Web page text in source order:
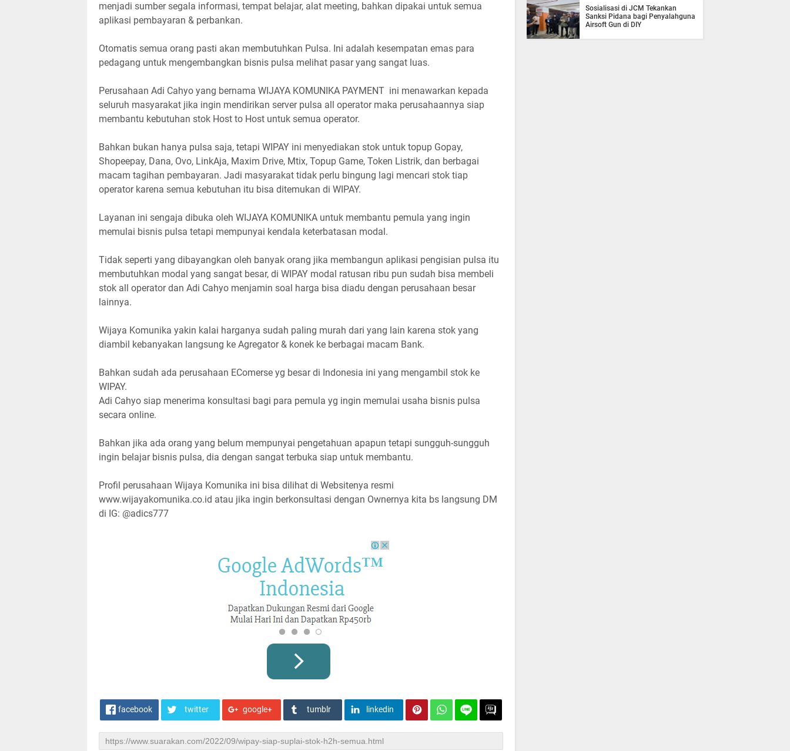
menjadi sumber segala informasi, tempat belajar, alat meeting, bahkan dipakai untuk semua
aplikasi pembayaran & perbankan.
Otomatis semua orang pasti akan membutuhkan Pulsa. Ini adalah kesempatan emas para
pedagang untuk mengembangkan bisnis pulsa melihat pasar yang sangat luas.
Perusahaan Adi Cahyo yang bernama WIJAYA KOMUNIKA PAYMENT ini menawarkan kepada
seluruh masyarakat jika ingin mendirikan server pulsa all operator maka perusahaannya siap
membantu kebutuhan stok Host to Host untuk semua operator.
Bahkan bukan hanya pulsa saja, tetapi WIPAY ini menyediakan stok untuk topup Gopay,
Shopeepay, Dana, Ovo, LinkAja, Maxim Drive, Mtix, Topup Game, Token Listrik, dan berbagai
macam tagihan pembayaran. Jadi masyarakat tidak perlu bingung lagi mencari stok tiap
operator karena semua kebutuhan itu bisa ditemukan di WIPAY.
Layanan ini sengaja dibuka oleh WIJAYA KOMUNIKA untuk membantu pemula yang ingin
memulai bisnis pulsa tetapi mempunyai kendala keterbatasan modal.
Tidak seperti yang dibayangkan oleh banyak orang jika membangun aplikasi pengisian pulsa itu
membutuhkan modal yang sangat besar, di WIPAY modal ratusan ribu pun sudah bisa membeli
stok all operator dan Adi Cahyo menjamin soal harga bisa diadu dengan perusahaan besar
lainnya.
Wijaya Komunika yakin kalai harganya sudah paling murah dari yang lain karena stok yang
diambil kebanyakan langsung ke Agregator & konek ke berbagai macam Bank.
Bahkan sudah ada perusahaan EComerse yg besar di Indonesia ini yang mengambil stok ke
WIPAY.
Adi Cahyo siap menerima konsultasi bagi para pemula yg ingin memulai usaha bisnis pulsa
secara online.
Bahkan jika ada orang yang belum mempunyai pengetahuan apapun tetapi sungguh-sungguh
ingin belajar bisnis pulsa, dia dengan sangat terbuka siap untuk membantu.
Profil perusahaan Wijaya Komunika ini bisa dilihat di Websitenya resmi
www.wijayakomunika.co.id atau jika ingin berkonsultasi dengan Ownernya kita bs langsung DM
di IG: @adics777
facebook twitter google+ tumblr linkedin
Sosialisasi di JCM Tekankan
Sanksi Pidana bagi Penyalahguna
Airsoft Gun di DIY